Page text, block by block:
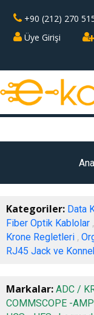
+90 (212) 270
Üye Girişi
Kategoriler: Data
Fiber Optik Kablolar ,
Krone Regletleri ,
RJ45 Jack ve
Markalar: ADC /
COMMSCOPE -AMP